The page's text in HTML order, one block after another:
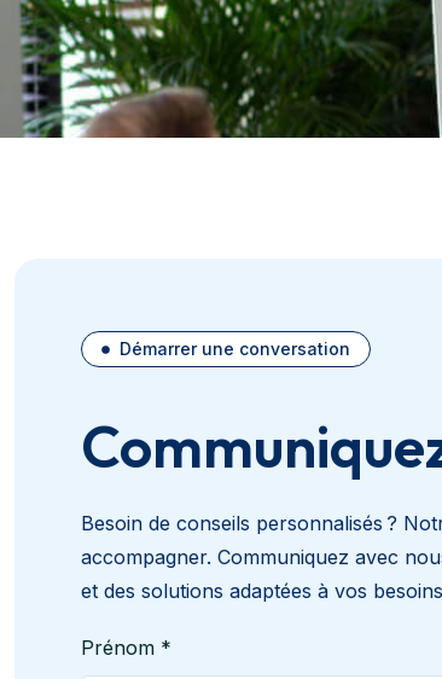
Démarrer une conversation
Besoin de conseils personnalisés ?
accompagner. Communiquez avec
et des solutions adaptées à vos
Prénom *